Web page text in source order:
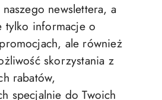
newslettera, a
tylko informacje o
ale również
skorzystania z
rabatów,
specjalnie do Twoich